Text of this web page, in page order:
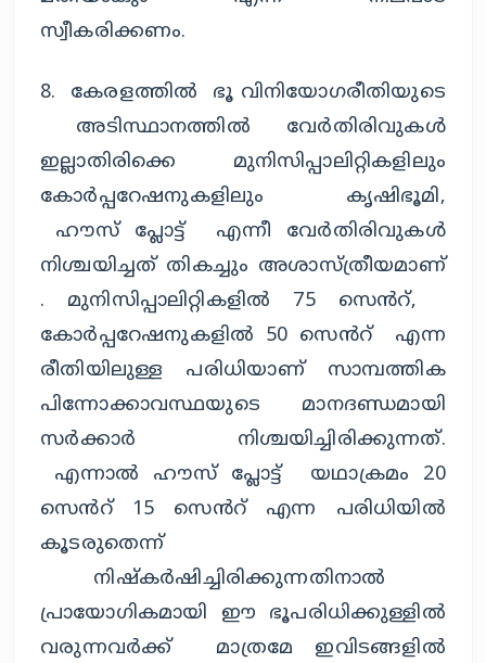
സ്വീകരിക്കണം.
8. കേരളത്തിൽ ഭൂ വിനിയോഗരീതിയുടെ
അടിസ്ഥാനത്തിൽ വേർതിരിവുകൾ
ഇല്ലാതിരിക്കെ മുനിസിപ്പാലിറ്റികളിലും
കോർപ്പറേഷനുകളിലും കൃഷിഭൂമി,
ഹൗസ് പ്ലോട്ട് എന്നീ വേർതിരിവുകൾ
നിശ്ചയിച്ചത് തികച്ചും അശാസ്ത്രീയമാണ്
. മുനിസിപ്പാലിറ്റികളിൽ 75 സെൻറ്,
കോർപ്പറേഷനുകളിൽ 50 സെൻറ് എന്ന
രീതിയിലുള്ള പരിധിയാണ് സാമ്പത്തിക
പിന്നോക്കാവസ്ഥയുടെ മാനദണ്ഡമായി
സർക്കാർ നിശ്ചയിച്ചിരിക്കുന്നത്.
എന്നാൽ ഹൗസ് പ്ലോട്ട് യഥാക്രമം 20
സെൻറ് 15 സെൻറ് എന്ന പരിധിയിൽ
കൂടരുതെന്ന്
നിഷ്കർഷിച്ചിരിക്കുന്നതിനാൽ
പ്രായോഗികമായി ഈ ഭൂപരിധിക്കുള്ളിൽ
വരുന്നവർക്ക് മാത്രമേ ഇവിടങ്ങളിൽ